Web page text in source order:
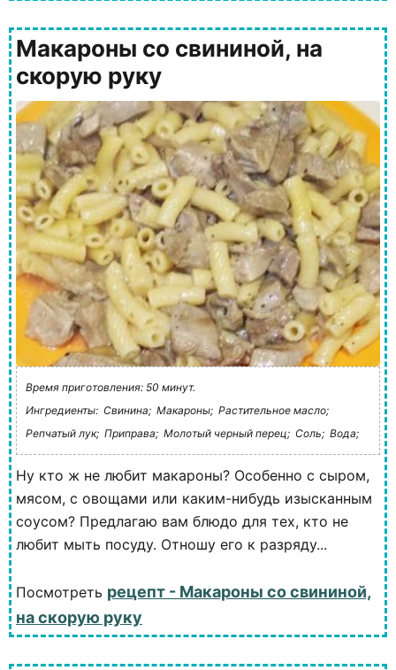
Макароны со свининой, на
скорую руку
Время приготовления: 50 минут.
Ингредиенты: Свинина; Макароны; Растительное масло;
Репчатый лук; Приправа; Молотый черный перец; Соль; Вода;
Ну кто ж не любит макароны? Особенно с сыром,
мясом, с овощами или каким-нибудь изысканным
соусом? Предлагаю вам блюдо для тех, кто не
любит мыть посуду. Отношу его к разряду...
Посмотреть рецепт - Макароны со свининой,
на скорую руку